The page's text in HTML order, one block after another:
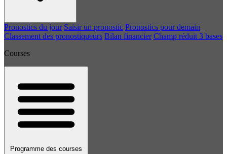
Pronostics du jour Saisir un pronostic Pronostics pour demain
Classement des pronostiqueurs Bilan financier Champ réduit 3 bases
Courses
Programme des courses